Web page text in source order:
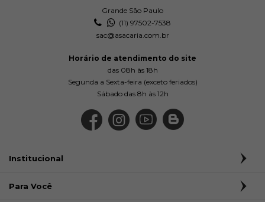
Grande São Paulo
(11) 97502-7538
sac@asacaria.com.br
Horário de atendimento do site
das 08h às 18h
Segunda a Sexta-feira (exceto feriados)
Sábado das 8h às 12h
Institucional
Para Você